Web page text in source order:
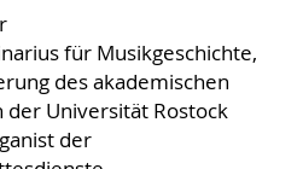
für Musikgeschichte,
des akademischen
der Universität Rostock
der